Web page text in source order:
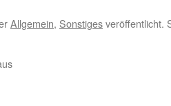
Allgemein, Sonstigesveröffentlicht.